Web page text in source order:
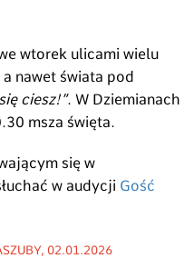
wtorek ulicami wielu
nawet świata pod
ciesz!”. W Dziemianach
msza święta.
się w
w audycji Gość
02.01.2026